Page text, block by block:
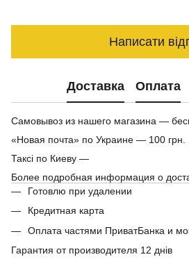
Написати
Доставка Оплата
Самовывоз из нашего магазина —
«Новая почта» по Украине — 100 грн.
Таксі по Киеву —
Более подробная информация о
Готовлю при удалении
Кредитная карта
Оплата частями ПриватБанка и
Гарантия от производителя 12 днів